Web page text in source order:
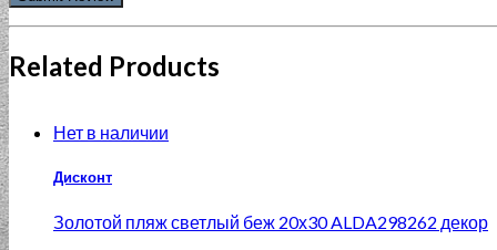
Related Products
Нет в наличии
Дисконт
Золотой пляж светлый беж 20х30 ALDA298262 декор